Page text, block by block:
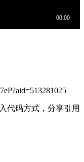
代码方式，分享引用